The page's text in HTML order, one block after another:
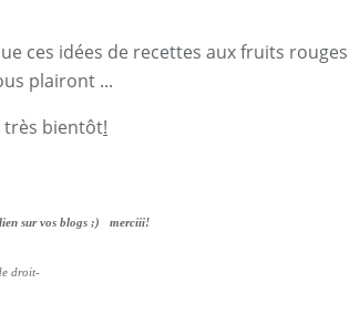
ces idées de recettes aux fruits rouges
plairont ...
très bientôt!
lien sur vos blogs ;) merciii!
droit-